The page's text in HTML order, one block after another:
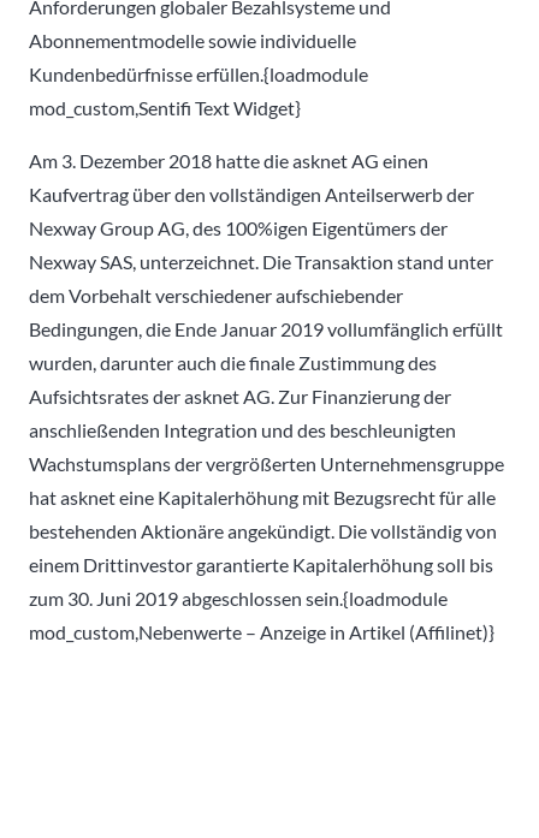
Anforderungen globaler Bezahlsysteme und
Abonnementmodelle sowie individuelle
Kundenbedürfnisse erfüllen.{loadmodule
mod_custom,Sentifi Text Widget}
Am 3. Dezember 2018 hatte die asknet AG einen
Kaufvertrag über den vollständigen Anteilserwerb der
Nexway Group AG, des 100%igen Eigentümers der
Nexway SAS, unterzeichnet. Die Transaktion stand unter
dem Vorbehalt verschiedener aufschiebender
Bedingungen, die Ende Januar 2019 vollumfänglich erfüllt
wurden, darunter auch die finale Zustimmung des
Aufsichtsrates der asknet AG. Zur Finanzierung der
anschließenden Integration und des beschleunigten
Wachstumsplans der vergrößerten Unternehmensgruppe
hat asknet eine Kapitalerhöhung mit Bezugsrecht für alle
bestehenden Aktionäre angekündigt. Die vollständig von
einem Drittinvestor garantierte Kapitalerhöhung soll bis
zum 30. Juni 2019 abgeschlossen sein.{loadmodule
mod_custom,Nebenwerte – Anzeige in Artikel (Affilinet)}